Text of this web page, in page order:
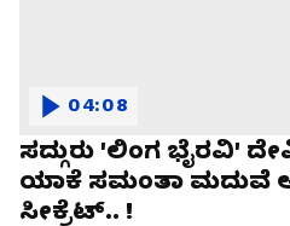
ಸದ್ಗುರು 'ಲಿಂಗ ಭೈರವಿ'
ಯಾಕೆ ಸಮಂತಾ ಮದುವೆ
ಸೀಕ್ರೆಟ್.. !
04:08